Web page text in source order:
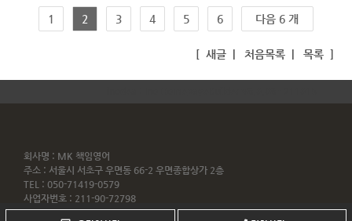
1 2 3 4 5 6 다음 6 개
[ 새글| 처음목록| 목록]
회사명 : MK 책임영어
주소 : 서울시 서초구 우면동 66-2 우면종합상가 2층
TEL : 050-71419-0579
사업자번호 : 211-90-72798
Copyrightⓒ byMKenglish.comAll rights reserved.